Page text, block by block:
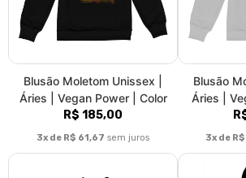
Blusão Moletom Unissex |
Áries | Vegan Power | Color
R$ 185,00
3x de R$ 61,67 sem juros
Blusão
Áries |
3x de